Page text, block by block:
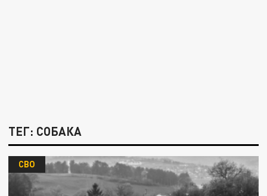
ТЕГ: СОБАКА
СВО